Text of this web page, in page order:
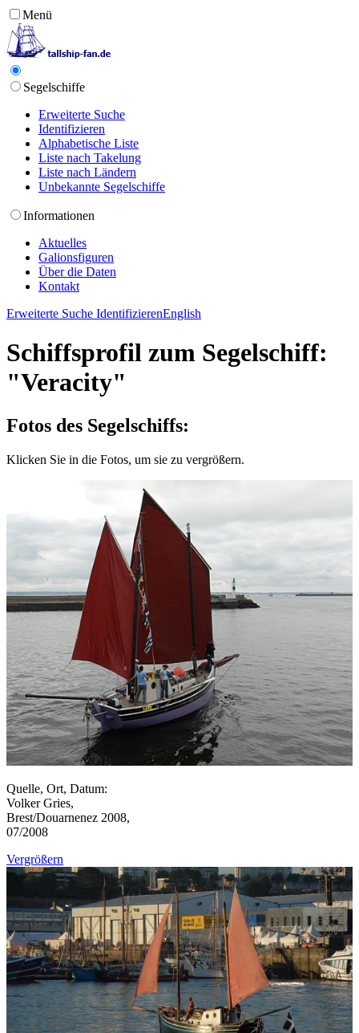
Menü
Segelschiffe
Erweiterte Suche
Identifizieren
Alphabetische Liste
Liste nach Takelung
Liste nach Ländern
Unbekannte Segelschiffe
Informationen
Aktuelles
Galionsfiguren
Über die Daten
Kontakt
Erweiterte Suche IdentifizierenEnglish
Schiffsprofil zum Segelschiff:
"Veracity"
Fotos des Segelschiffs:
Klicken Sie in die Fotos, um sie zu vergrößern.
Quelle, Ort, Datum:
Volker Gries,
Brest/Douarnenez 2008,
07/2008
Vergrößern